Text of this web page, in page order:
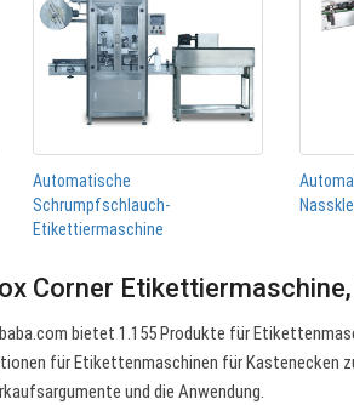
Automatische
Schrumpfschlauch-
Etikettiermaschine
Corner
bietet 1.155 Produkte für
für Etikettenmaschinen für Kastenecken
und die Anwendung.